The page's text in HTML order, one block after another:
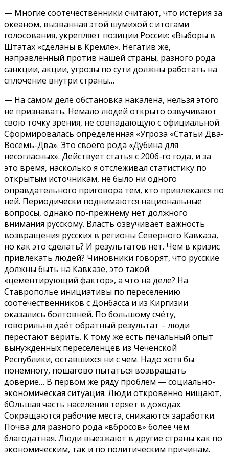
— Многие соотечественники считают, что истерия за
океаном, вызванная этой шумихой с итогами
голосования, укрепляет позиции России: «Выборы в
Штатах «сделаны в Кремле». Негатив же,
направленный против нашей страны, разного рода
санкции, акции, угрозы по сути должны работать на
сплочение внутри страны…
— На самом деле обстановка накалена, нельзя этого
не признавать. Немало людей открыто озвучивают
свою точку зрения, не совпадающую с официальной.
Сформировалась определённая «Угроза «Статьи Два-
Восемь-Два». Это своего рода «Дубина для
несогласных». Действует статья с 2006-го года, и за
это время, насколько я отслеживал статистику по
открытым источникам, не было ни одного
оправдательного приговора тем, кто привлекался по
ней. Периодически поднимаются национальные
вопросы, однако по-прежнему нет должного
внимания русскому. Власть озвучивает важность
возвращения русских в регионы Северного Кавказа,
но как это сделать? И результатов нет. Чем в кризис
привлекать людей? Чиновники говорят, что русские
должны быть на Кавказе, это такой
«цементирующий фактор», а что на деле? На
Ставрополье инициативы по переселению
соотечественников с Донбасса и из Киргизии
оказались болтовней. По большому счёту,
говорильня даёт обратный результат – люди
перестают верить. К тому же есть печальный опыт
вынужденных переселенцев из Чеченской
Республики, оставшихся ни с чем. Надо хотя бы
понемногу, пошагово пытаться возвращать
доверие… В первом же ряду проблем — социально-
экономическая ситуация. Люди откровенно нищают,
бОльшая часть населения теряет в доходах.
Сокращаются рабочие места, снижаются заработки.
Почва для разного рода «вбросов» более чем
благодатная. Люди выезжают в другие страны как по
экономическим, так и по политическим причинам.